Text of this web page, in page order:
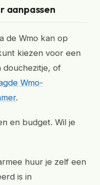
aanpassen
de Wmo kan op
kiezen voor een
douchezitje, of
Wmo-
.
en budget. Wil je
huur je zelf een
is in